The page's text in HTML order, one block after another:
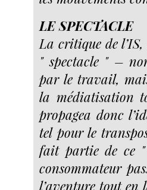
LE SPECTACLE
La critique de
" spectacle " –
par le travail,
la médiatisation
propagea donc
tel pour le
fait partie de ce
consommateur
l’aventure tout